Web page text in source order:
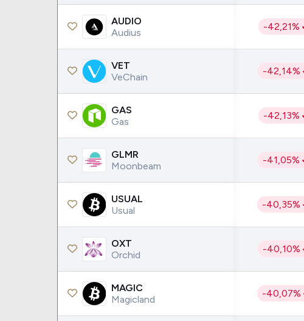
AUDIO
Audius
-42,21%
VET
VeChain
-42,14%
GAS
Gas
-42,13%
GLMR
Moonbeam
-41,05%
USUAL
Usual
-40,35%
OXT
Orchid
-40,10%
MAGIC
Magicland
-40,07%